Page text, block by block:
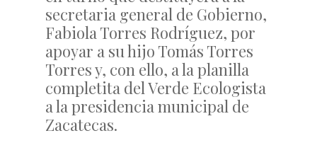
secretaria general de Gobierno,
Fabiola Torres Rodríguez, por
apoyar a su hijo Tomás Torres
Torres y, con ello, a la planilla
completita del Verde Ecologista
a la presidencia municipal de
Zacatecas.